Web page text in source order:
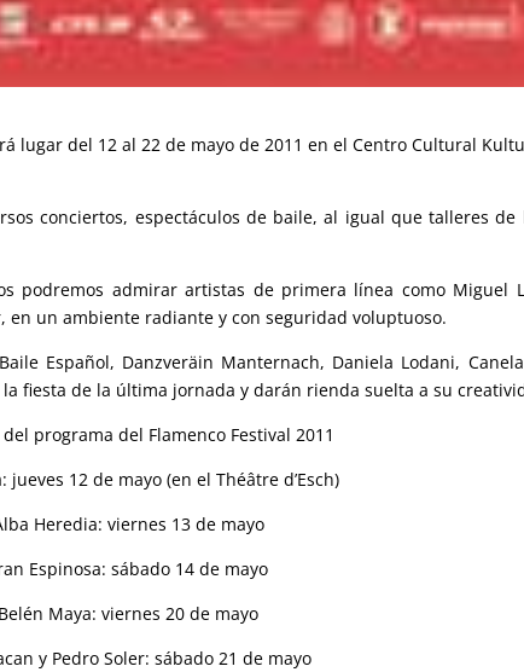
lugar del 12 al 22 de mayo de 2011 en el Centro Cultural
conciertos, espectáculos de baile, al igual que talleres de
podremos admirar artistas de primera línea como Miguel
en un ambiente radiante y con seguridad voluptuoso.
Español, Danzveräin Manternach, Daniela Lodani,
fiesta de la última jornada y darán rienda suelta a su
programa del Flamenco Festival 2011
jueves 12 de mayo (en el Théâtre d’Esch)
Heredia: viernes 13 de mayo
Espinosa: sábado 14 de mayo
Belén Maya: viernes 20 de mayo
y Pedro Soler: sábado 21 de mayo